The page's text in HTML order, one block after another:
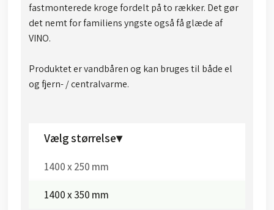
fastmonterede kroge fordelt på to rækker. Det gør
det nemt for familiens yngste også få glæde af
VINO.
Produktet er vandbåren og kan bruges til både el
og fjern- / centralvarme.
Vælg størrelse▾
1400 x 250 mm
1400 x 350 mm